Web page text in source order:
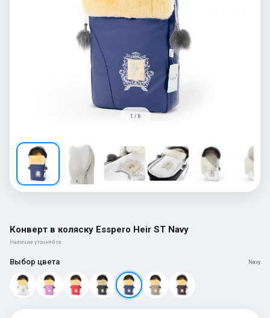
1 / 6
Конверт в коляску Esspero Heir ST Navy
Наличие уточняйте
Выбор цвета Navy